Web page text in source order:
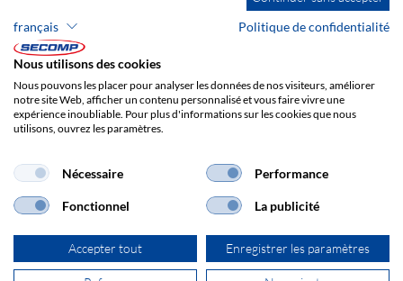
Brands
Protection des données
Frais de port
français
Politique de confidentialité
Nous utilisons des cookies
Nous pouvons les placer pour analyser les données de nos visiteurs, améliorer
notre site Web, afficher un contenu personnalisé et vous faire vivre une
expérience inoubliable. Pour plus d'informations sur les cookies que nous
utilisons, ouvrez les paramètres.
Nécessaire Performance
Fonctionnel La publicité
Accepter tout Enregistrer les paramètres